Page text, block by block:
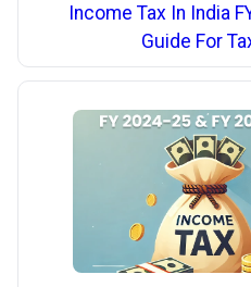
Income Tax In India
Guide For